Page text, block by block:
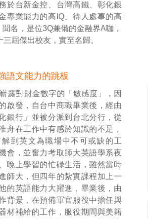
於台新金控、台灣高鐵、彰化銀
專業能力的高IQ、待人處事的高
名，是位3Q兼備的金融界A咖，
屆傑出校友，實至名歸。
文能力的跳板
露對財金數字的「敏感度」，因
啟發，自台中商職畢業後，經由
銀行」並被分派到台北分行，從
舟在工作中有感於知識的不足，
到英文為職場中不可或缺的工
會，並奮力考取師大英語學系夜
晚上學習的忙碌生活，雖然當時
師大，但四年的紮實課程加上一
的英語能力大躍進，畢業後，由
背景，在預備軍官服役中擔任與
材補給的工作，服役期間與美籍